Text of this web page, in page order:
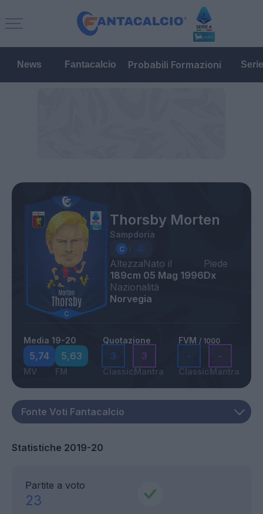
News Fantacalcio Probabili Formazioni
Thorsby Morten
Sampdoria
Altezza
189cm
Nato il
05 Mag 1996
Piede
Dx
Nazionalità
Norvegia
Media 19-20
5,74
MV
5,63
FM
Quotazione
3
Classic
3
Mantra
FVM / 1000
-
Classic
-
Mantra
Statistiche 2019-20
Partite a voto
23